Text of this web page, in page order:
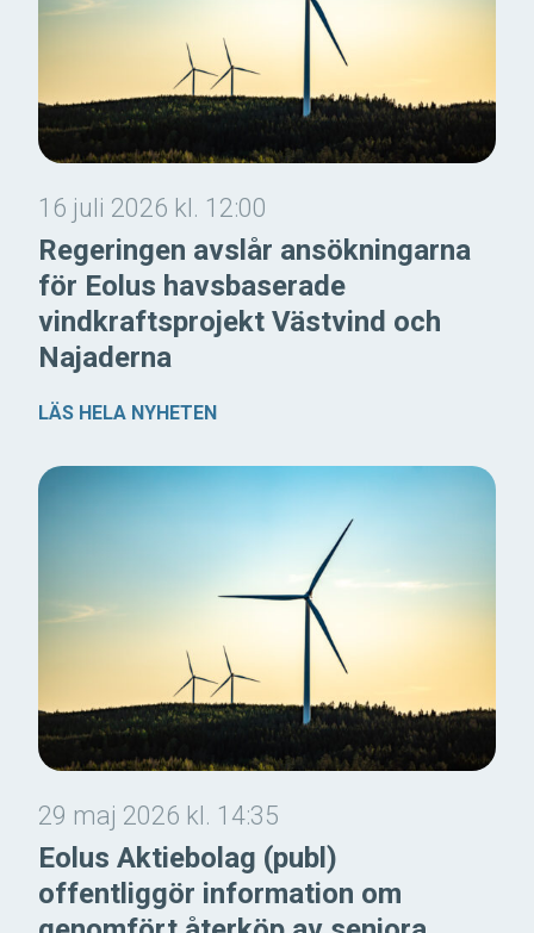
16 juli 2026 kl. 12:00
Regeringen avslår ansökningarna
för Eolus havsbaserade
vindkraftsprojekt Västvind och
Najaderna
LÄS HELA NYHETEN
29 maj 2026 kl. 14:35
Eolus Aktiebolag (publ)
offentliggör information om